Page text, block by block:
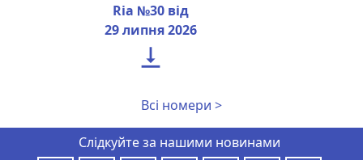
Ria №30 від
29 липня 2026

Всі номери >
Слідкуйте за нашими новинами